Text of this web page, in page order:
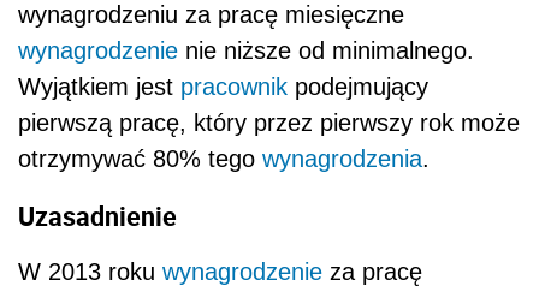
wynagrodzeniu za pracę miesięczne
wynagrodzenie nie niższe od minimalnego.
Wyjątkiem jest pracownik podejmujący
pierwszą pracę, który przez pierwszy rok może
otrzymywać 80% tego wynagrodzenia.
Uzasadnienie
W 2013 roku wynagrodzenie za pracę